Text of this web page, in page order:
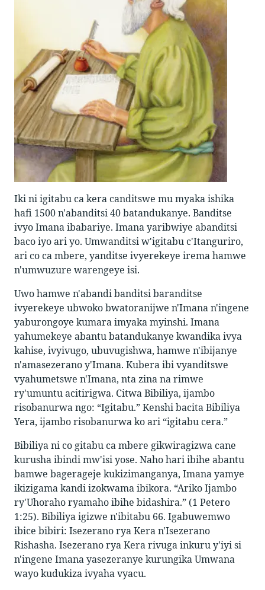
Iki ni igitabu ca kera canditswe mu myaka ishika
hafi 1500 n'abanditsi 40 batandukanye. Banditse
ivyo Imana ibabariye. Imana yaribwiye abanditsi
baco iyo ari yo. Umwanditsi w'igitabu c'Itanguriro,
ari co ca mbere, yanditse ivyerekeye irema hamwe
n'umwuzure warengeye isi.
Uwo hamwe n'abandi banditsi baranditse
ivyerekeye ubwoko bwatoranijwe n'Imana n'ingene
yaburongoye kumara imyaka myinshi. Imana
yahumekeye abantu batandukanye kwandika ivya
kahise, ivyivugo, ubuvugishwa, hamwe n'ibijanye
n'amasezerano y'Imana. Kubera ibi vyanditswe
vyahumetswe n'Imana, nta zina na rimwe
ry'umuntu acitirigwa. Citwa Bibiliya, ijambo
risobanurwa ngo: “Igitabu.” Kenshi bacita Bibiliya
Yera, ijambo risobanurwa ko ari “igitabu cera.”
Bibiliya ni co gitabu ca mbere gikwiragizwa cane
kurusha ibindi mw'isi yose. Naho hari ibihe abantu
bamwe bagerageje kukizimanganya, Imana yamye
ikizigama kandi izokwama ibikora. “Ariko Ijambo
ry'Uhoraho ryamaho ibihe bidashira.” (1 Petero
1:25). Bibiliya igizwe n'ibitabu 66. Igabuwemwo
ibice bibiri: Isezerano rya Kera n'Isezerano
Rishasha. Isezerano rya Kera rivuga inkuru y'iyi si
n'ingene Imana yasezeranye kurungika Umwana
wayo kudukiza ivyaha vyacu.